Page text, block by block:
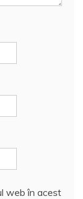
web în acest